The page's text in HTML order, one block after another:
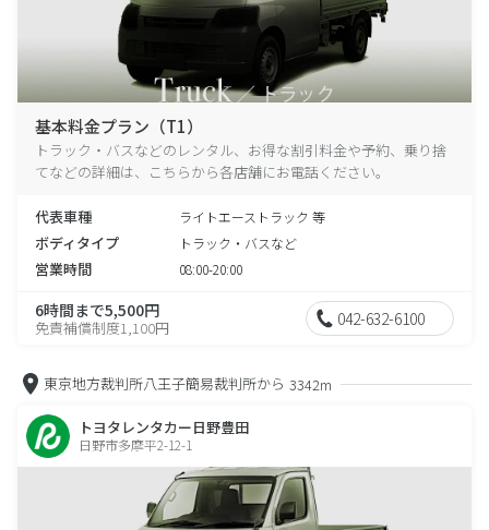
基本料金プラン（T1）
トラック・バスなどのレンタル、お得な割引料金や予約、乗り捨
てなどの詳細は、こちらから各店舗にお電話ください。
代表車種 ライトエーストラック 等
ボディタイプ トラック・バスなど
営業時間 08:00-20:00
6時間まで5,500円
免責補償制度1,100円 042-632-6100
東京地方裁判所八王子簡易裁判所から 3342m
トヨタレンタカー日野豊田
日野市多摩平2-12-1